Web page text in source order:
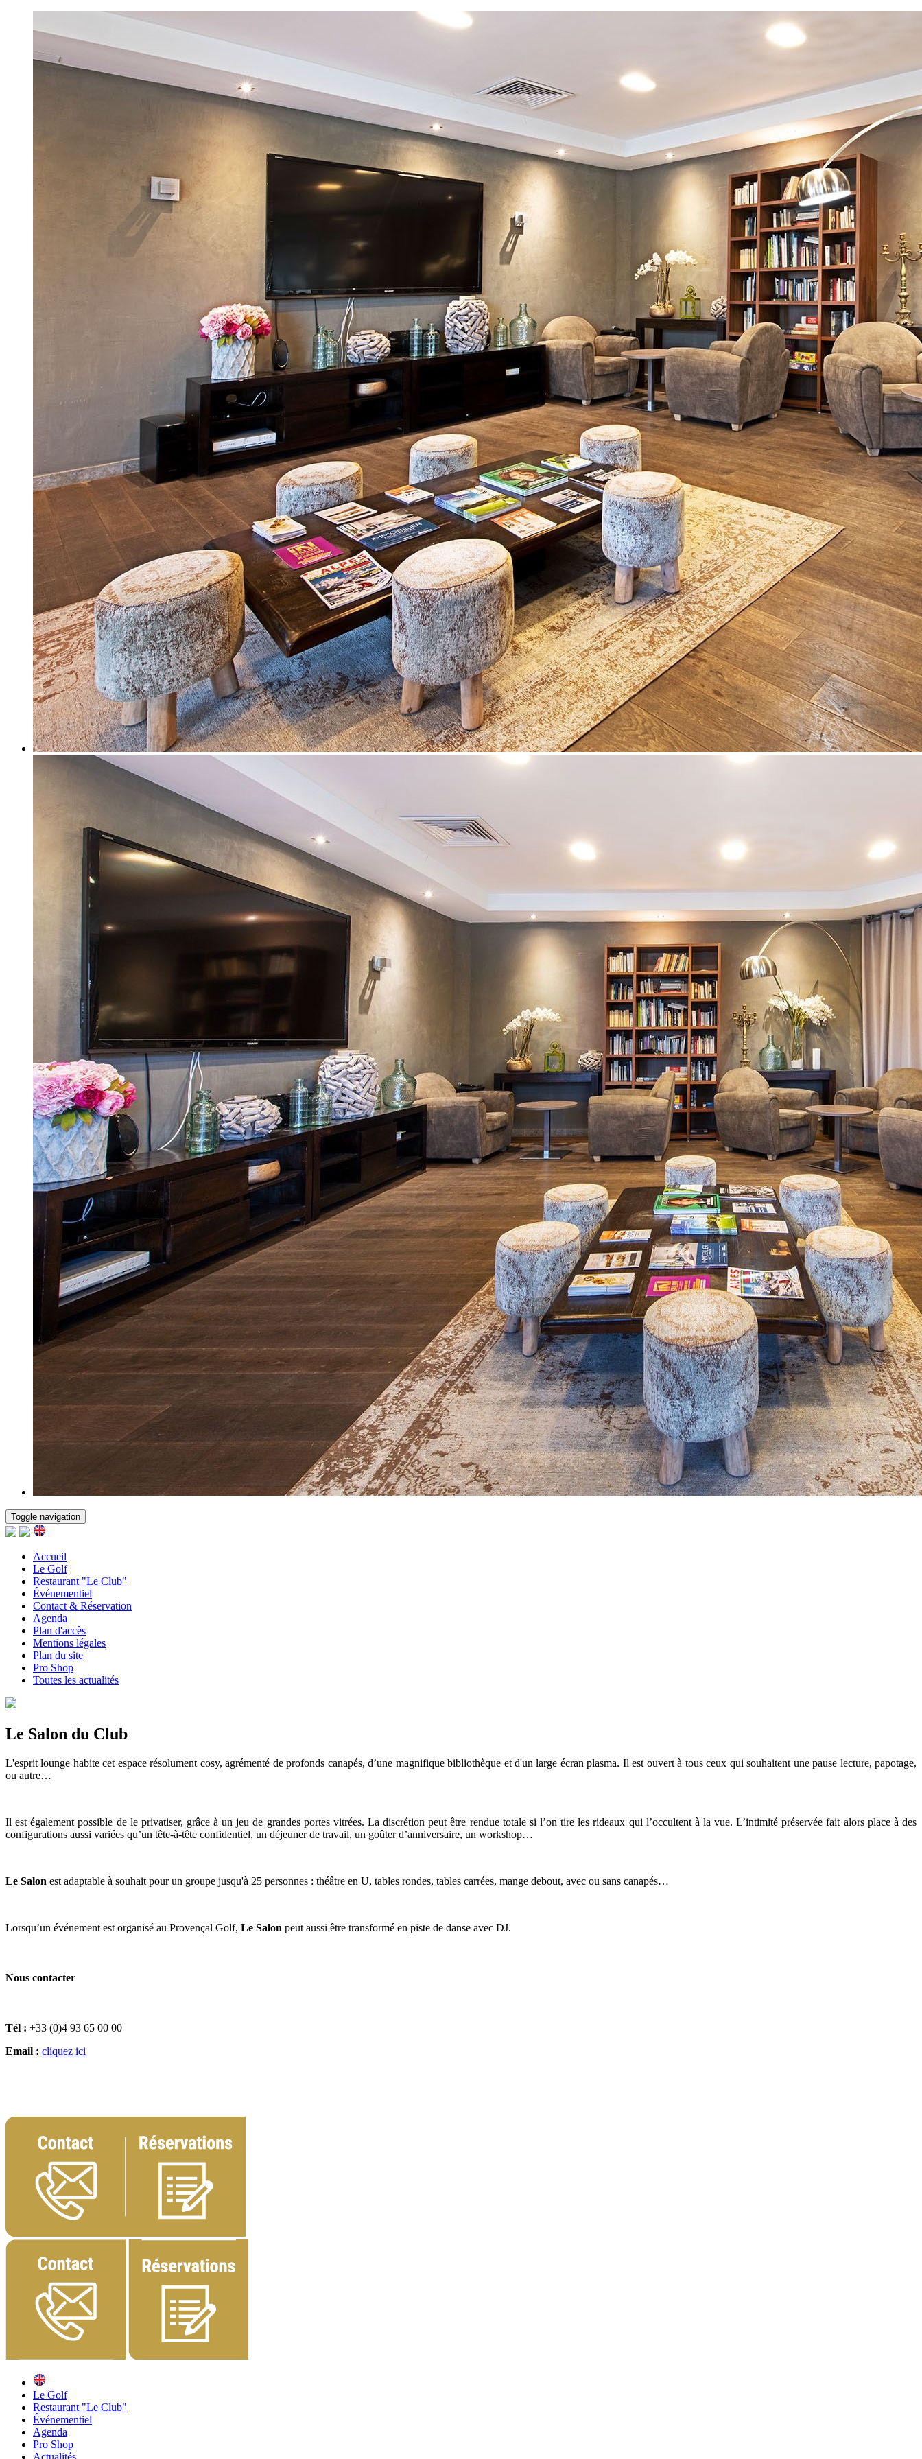
Toggle navigation
Accueil
Le Golf
Restaurant "Le Club"
Événementiel
Contact & Réservation
Agenda
Plan d'accès
Mentions légales
Plan du site
Pro Shop
Toutes les actualités
Le Salon du Club
L'esprit lounge habite cet espace résolument cosy, agrémenté de profonds canapés, d’une magnifique bibliothèque et d'un large écran plasma. Il est ouvert à tous ceux qui souhaitent une pause lecture, papotage,
ou autre…
Il est également possible de le privatiser, grâce à un jeu de grandes portes vitrées. La discrétion peut être rendue totale si l’on tire les rideaux qui l’occultent à la vue. L’intimité préservée fait alors place à des
configurations aussi variées qu’un tête-à-tête confidentiel, un déjeuner de travail, un goûter d’anniversaire, un workshop…
Le Salon est adaptable à souhait pour un groupe jusqu'à 25 personnes : théâtre en U, tables rondes, tables carrées, mange debout, avec ou sans canapés…
Lorsqu’un événement est organisé au Provençal Golf, Le Salon peut aussi être transformé en piste de danse avec DJ.
Nous contacter
Tél : +33 (0)4 93 65 00 00
Email : cliquez ici
Le Golf
Restaurant "Le Club"
Événementiel
Agenda
Pro Shop